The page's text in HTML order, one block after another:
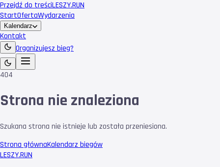
Przejdź do treściLESZY.RUN
StartOfertaWydarzenia
Kalendarz
Kontakt
Organizujesz bieg?
404
Strona nie znaleziona
Szukana strona nie istnieje lub została przeniesiona.
Strona głównaKalendarz biegów
LESZY.RUN